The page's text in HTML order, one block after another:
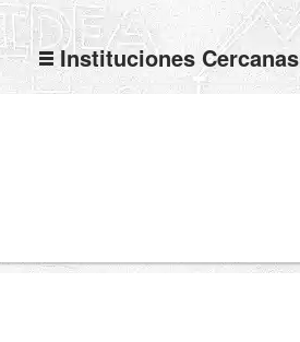
Instituciones Cercanas